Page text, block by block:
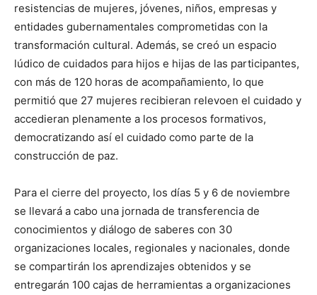
resistencias de mujeres, jóvenes, niños, empresas y
entidades gubernamentales comprometidas con la
transformación cultural. Además, se creó un espacio
lúdico de cuidados para hijos e hijas de las participantes,
con más de 120 horas de acompañamiento, lo que
permitió que 27 mujeres recibieran relevoen el cuidado y
accedieran plenamente a los procesos formativos,
democratizando así el cuidado como parte de la
construcción de paz.
Para el cierre del proyecto, los días 5 y 6 de noviembre
se llevará a cabo una jornada de transferencia de
conocimientos y diálogo de saberes con 30
organizaciones locales, regionales y nacionales, donde
se compartirán los aprendizajes obtenidos y se
entregarán 100 cajas de herramientas a organizaciones